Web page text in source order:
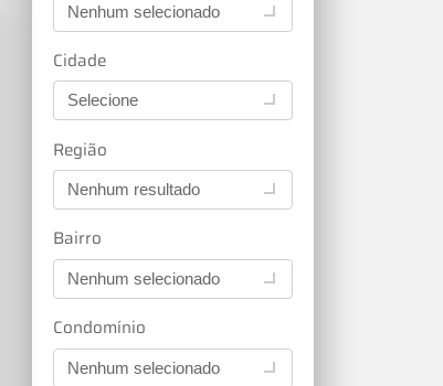
Nenhum selecionado
Cidade
Selecione
Região
Nenhum resultado
Bairro
Nenhum selecionado
Condomínio
Nenhum selecionado